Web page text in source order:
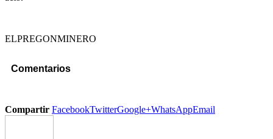
ELPREGONMINERO
Comentarios
Compartir FacebookTwitterGoogle+WhatsAppEmail